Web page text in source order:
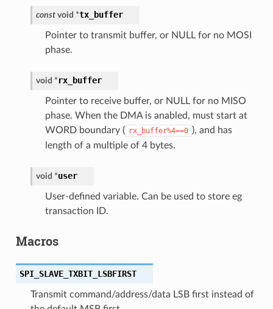
const void *tx_buffer
Pointer to transmit buffer, or NULL for no MOSI
phase.
void * rx_buffer
Pointer to receive buffer, or NULL for no MISO
phase. When the DMA is anabled, must start at
WORD boundary ( rx_buffer%4==0 ), and has
length of a multiple of 4 bytes.
void *user
User-defined variable. Can be used to store eg
transaction ID.
Macros
SPI_SLAVE_TXBIT_LSBFIRST
Transmit command/address/data LSB first instead of